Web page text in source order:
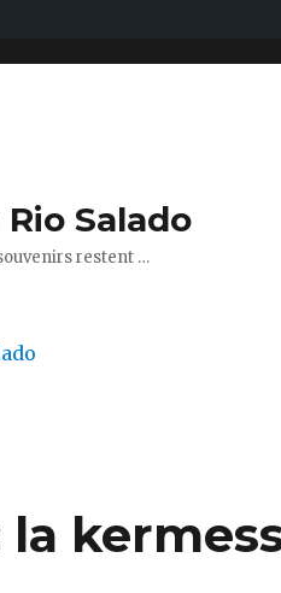
Salado
restent …